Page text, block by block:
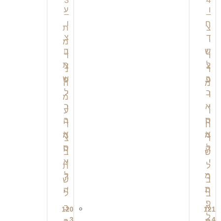
צ
פ
י
י
ה
מ
ה
י
ר
ה
121
4 –
צ
פ
י
י
ה
מ
ה
י
ר
ה
120
3 –